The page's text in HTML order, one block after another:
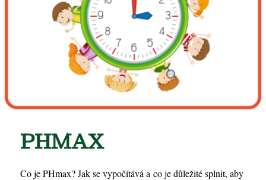
PHMAX
Co je PHmax? Jak se vypočítává a co je důležité splnit, aby